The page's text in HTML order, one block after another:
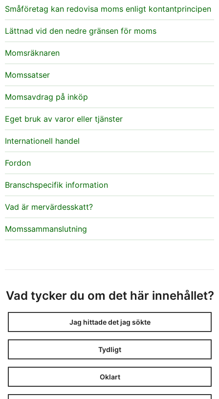
Småföretag kan redovisa moms enligt kontantprincipen
Lättnad vid den nedre gränsen för moms
Momsräknaren
Momssatser
Momsavdrag på inköp
Eget bruk av varor eller tjänster
Internationell handel
Fordon
Branschspecifik information
Vad är mervärdesskatt?
Momssammanslutning
Vad tycker du om det här innehållet?
Jag hittade det jag sökte
Tydligt
Oklart